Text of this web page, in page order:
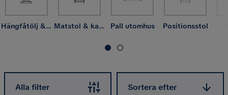
Hängfåtölj & hängstol utomhus Matstol & karmstol utomhus Pall utomhus Positionsstol
Alla filter
Sortera efter